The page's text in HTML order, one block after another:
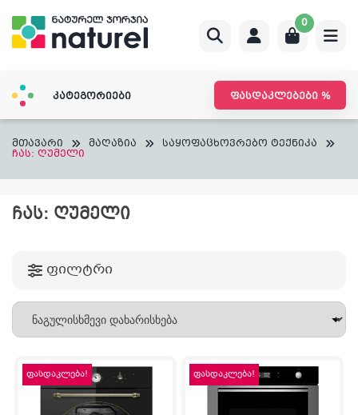
content
0
კატეგორიები ფასდაკლებები %
მთავარი მაღაზია საყოფაცხოვრებო ტექნიკა
ჩას: ღუმელი
ᲩᲐᲡ: ᲦᲣᲛᲔᲚᲘ
ფილტრი
ფასდაკლება! ფასდაკლება!